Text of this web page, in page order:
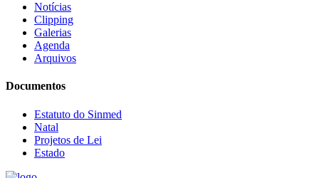
Notícias
Clipping
Galerias
Agenda
Arquivos
Documentos
Estatuto do Sinmed
Natal
Projetos de Lei
Estado